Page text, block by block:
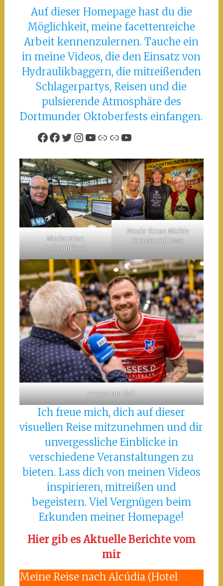
Auf dieser Homepage hast du die
Möglichkeit, meine facettenreiche
Arbeit kennenzulernen. Tauche ein
in meine Videos, die den Einsatz von
Hydraulikbaggern, die mitreißenden
Schlagerpartys, Reisen und die
pulsierende Atmosphäre des
Dortmunder Oktoberfests einfangen.
Facebook
Facebook
Twitter
Instagram
YouTube
Link
LinkYouTube
Moderation
Hallenfußball
Nicole Kruse Mickie
Krause und Uwe
Immer am Ball
Ich freue mich, dich auf dieser
visuellen Reise mitzunehmen und dir
unvergessliche Einblicke in
verschiedene Veranstaltungen zu
bieten. Lass dich von meinen Videos
inspirieren, mitreißen und
begeistern. Viel Vergnügen beim
Erkunden meiner Homepage!
Hier gib es Aktuelle Berichte vom
mir
Meine Reise nach Alcúdia (Hotel